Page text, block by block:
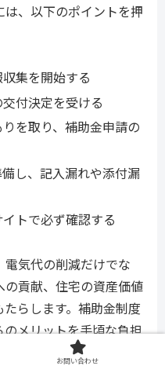
、以下のポイントを押
集を開始する
付決定を受ける
を取り、補助金申請の
し、記入漏れや添付漏
トで必ず確認する
気代の削減だけでな
の貢献、住宅の資産価値
らします。補助金制度
メリットを手頃な負担
お問い合わせ